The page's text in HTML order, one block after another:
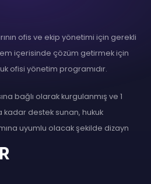
ofis ve ekip yönetimi için gerekli
içerisinde çözüm getirmek için
ofisi yönetim programıdır.
bağlı olarak kurgulanmış ve 1
kadar destek sunan, hukuk
uyumlu olacak şekilde dizayn